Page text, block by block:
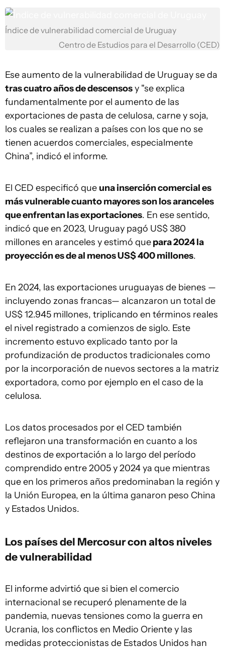
Índice de vulnerabilidad comercial de Uruguay
Centro de Estudios para el Desarrollo (CED)
Ese aumento de la vulnerabilidad de Uruguay se da
tras cuatro años de descensosy "se explica
fundamentalmente por el aumento de las
exportaciones de pasta de celulosa, carne y soja,
los cuales se realizan a países con los que no se
tienen acuerdos comerciales, especialmente
China”, indicó el informe.
El CED especificó que una inserción comercial es
más vulnerable cuanto mayores son los aranceles
que enfrentan las exportaciones. En ese sentido,
indicó que en 2023, Uruguay pagó US$ 380
millones en aranceles y estimó quepara 2024 la
proyección es de al menos US$ 400 millones.
En 2024, las exportaciones uruguayas de bienes —
incluyendo zonas francas— alcanzaron un total de
US$ 12.945 millones, triplicando en términos reales
el nivel registrado a comienzos de siglo. Este
incremento estuvo explicado tanto por la
profundización de productos tradicionales como
por la incorporación de nuevos sectores a la matriz
exportadora, como por ejemplo en el caso de la
celulosa.
Los datos procesados por el CED también
reflejaron una transformación en cuanto a los
destinos de exportación a lo largo del período
comprendido entre 2005 y 2024 ya que mientras
que en los primeros años predominaban la región y
la Unión Europea, en la última ganaron peso China
y Estados Unidos.
Los países del Mercosur con altos niveles
de vulnerabilidad
El informe advirtió que si bien el comercio
internacional se recuperó plenamente de la
pandemia, nuevas tensiones como la guerra en
Ucrania, los conflictos en Medio Oriente y las
medidas proteccionistas de Estados Unidos han